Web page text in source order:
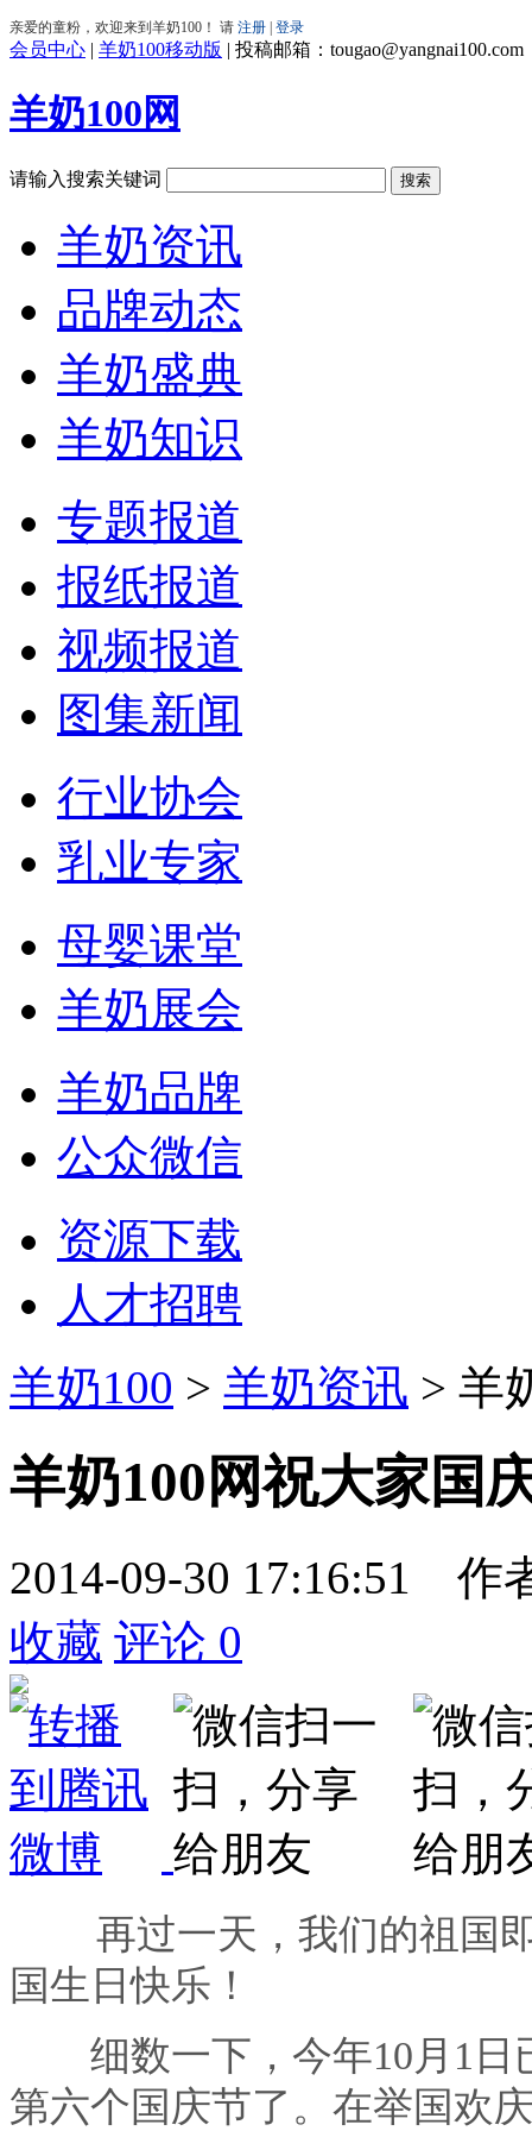
会员中心 | 羊奶100移动版 | 投稿邮箱：tougao@yangnai100.com
羊奶100网
请输入搜索关键词
羊奶资讯
品牌动态
羊奶盛典
羊奶知识
专题报道
报纸报道
视频报道
图集新闻
行业协会
乳业专家
母婴课堂
羊奶展会
羊奶品牌
公众微信
资源下载
人才招聘
羊奶100 > 羊奶资讯 > 羊
羊奶100网祝大家国
2014-09-30 17:16:51
作
收藏 评论 0
再过一天，我们的祖国
国生日快乐！
细数一下，今年10月1日
第六个国庆节了。在举国欢